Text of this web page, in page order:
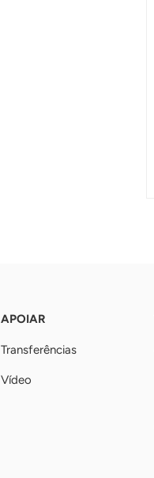
APOIAR
Transferências
Vídeo